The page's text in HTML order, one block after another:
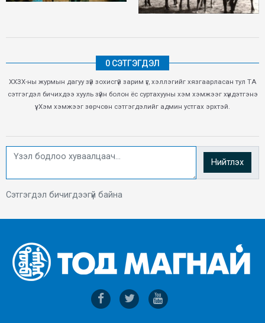
0 СЭТГЭГДЭЛ
ХХЗХ-ны журмын дагуу зүй зохисгүй зарим үг, хэллэгийг хязгаарласан тул ТА
сэтгэгдэл бичихдээ хууль зүйн болон ёс суртахууны хэм хэмжээг хүндэтгэнэ
үү. Хэм хэмжээг зөрчсөн сэтгэгдэлийг админ устгах эрхтэй.
Нийтлэх
Сэтгэгдэл бичигдээгүй байна